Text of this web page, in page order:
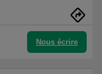
Nous écrire